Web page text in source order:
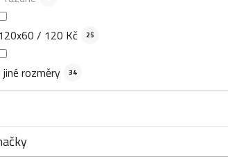
/ 120 Kč 25
jiné rozměry 34